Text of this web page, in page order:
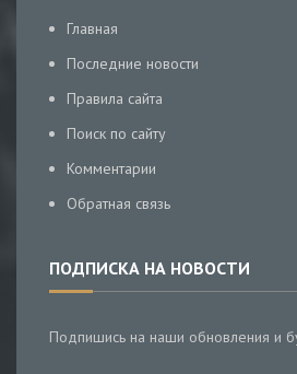
Главная
Последние новости
Правила сайта
Поиск по сайту
Комментарии
Обратная связь
ПОДПИСКА НА НОВОСТИ
Подпишись на наши обновления и